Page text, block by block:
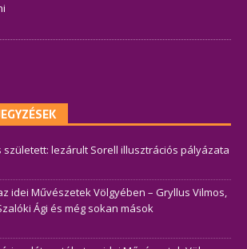
született: lezárult Sorell illusztrációs pályázata
idei Művészetek Völgyében – Gryllus Vilmos,
Ági és még sokan mások